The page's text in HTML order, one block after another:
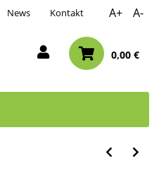
News Kontakt A+ A-
0,00 €